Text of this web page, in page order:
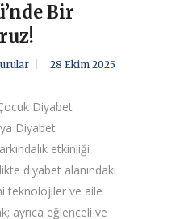
Bir
28 Ekim 2025
Diyabet
Diyabet
etkinliği
diyabet alanındaki
teknolojiler ve aile
ayrıca eğlenceli ve